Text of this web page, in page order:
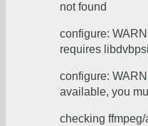
not found
configure:
requires libdvbpsi
configure:
available, you
checking